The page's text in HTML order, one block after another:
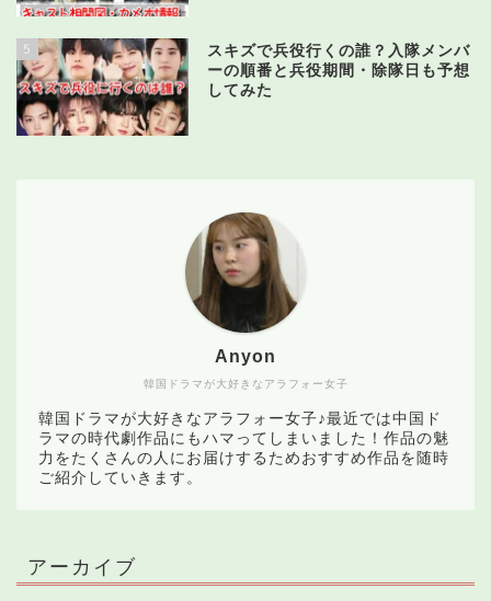
5
スキズで兵役行くの誰？入隊メンバ
ーの順番と兵役期間・除隊日も予想
してみた
韓国ドラマが大好きなアラフォー女子
Anyon
韓国ドラマが大好きなアラフォー女子♪最近では中国ド
ラマの時代劇作品にもハマってしまいました！作品の魅
力をたくさんの人にお届けするためおすすめ作品を随時
ご紹介していきます。
アーカイブ